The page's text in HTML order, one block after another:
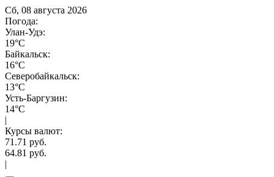
Сб, 08 августа 2026
Погода:
Улан-Удэ:
19°C
Байкальск:
16°C
Северобайкальск:
13°C
Усть-Баргузин:
14°C
|
Курсы валют:
71.71 руб.
64.81 руб.
|